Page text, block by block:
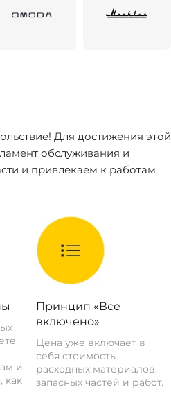
Для достижения этой
обслуживания и
и привлекаем к работам
и
как
Принцип «Все
включено»
Цена уже включает в
себя стоимость
расходных материалов,
запасных частей и работ.